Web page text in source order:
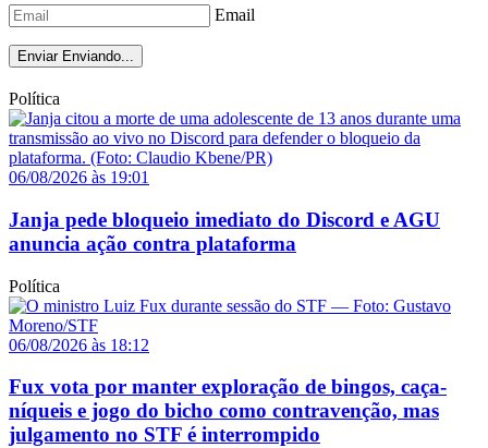
Email
Enviar Enviando...
Política
06/08/2026 às 19:01
Janja pede bloqueio imediato do Discord e AGU
anuncia ação contra plataforma
Política
06/08/2026 às 18:12
Fux vota por manter exploração de bingos, caça-
níqueis e jogo do bicho como contravenção, mas
julgamento no STF é interrompido